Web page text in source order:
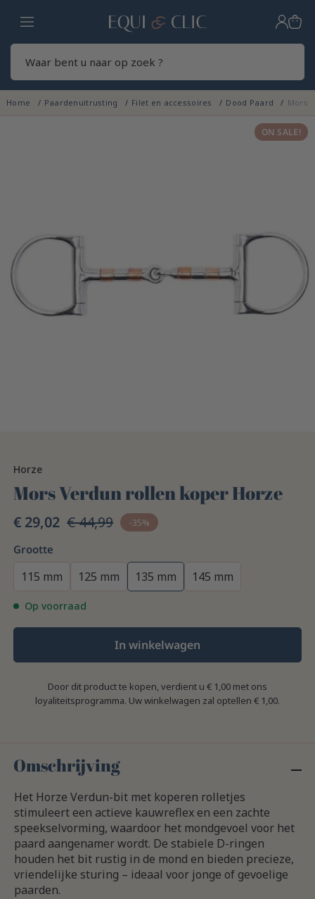
Home
Home Paardenuitrusting Filet en accessoires Dood Paard Mors
ON SALE!
Horze
Mors Verdun rollen koper Horze
€ 29,02 € 44,99 -35%
Grootte
115 mm 125 mm 135 mm 145 mm
Op voorraad
In winkelwagen
Door dit product te kopen, verdient u € 1,00 met ons
loyaliteitsprogramma. Uw winkelwagen zal optellen € 1,00.
Omschrijving
Het Horze Verdun-bit met koperen rolletjes
stimuleert een actieve kauwreflex en een zachte
speekselvorming, waardoor het mondgevoel voor het
paard aangenamer wordt. De stabiele D-ringen
houden het bit rustig in de mond en bieden precieze,
vriendelijke sturing – ideaal voor jonge of gevoelige
paarden.